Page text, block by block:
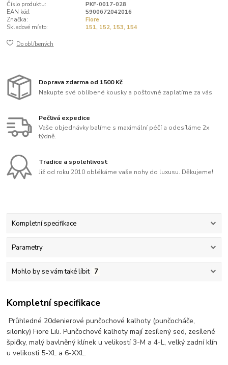
Číslo produktu:
PKF-0017-028
EAN kód:
5900672042016
Značka:
Fiore
Skladové místo:
151, 152, 153, 154
Do oblíbených
Doprava zdarma od 1500 Kč
Nakupte své oblíbené kousky a poštovné zaplatíme za vás.
Pečlivá expedice
Vaše objednávky balíme s maximální péčí a odesíláme 2x
týdně.
Tradice a spolehlivost
Již od roku 2010 oblékáme vaše nohy do luxusu. Děkujeme!
Kompletní specifikace
Parametry
Mohlo by se vám také líbit 7
Kompletní specifikace
Průhledné 20denierové punčochové kalhoty (punčocháče,
silonky) Fiore Lili. Punčochové kalhoty mají zesílený sed, zesílené
špičky, malý bavlněný klínek u velikostí 3-M a 4-L, velký zadní klín
u velikosti 5-XL a 6-XXL.